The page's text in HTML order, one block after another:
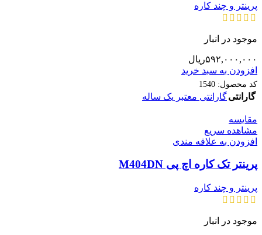
پرینتر و چند کاره
موجود در انبار
۵۹۲,۰۰۰,۰۰۰ریال
افزودن به سبد خرید
کد محصول: 1540
گارانتیگارانتی معتبر یک ساله
مقایسه
مشاهده سریع
افزودن به علاقه مندی
پرینتر تک کاره اچ پی M404DN
پرینتر و چند کاره
موجود در انبار